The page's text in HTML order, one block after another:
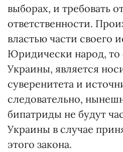
выборах, и требовать
ответственности.
властью части своего
Юридически народ, то
Украины, является
суверенитета и
следовательно,
бипатриды не будут
Украины в случае
этого закона.